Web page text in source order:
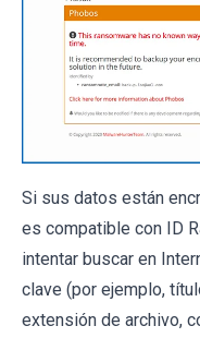
Si sus datos están
es compatible con ID
intentar buscar en
clave (por ejemplo,
extensión de archivo,